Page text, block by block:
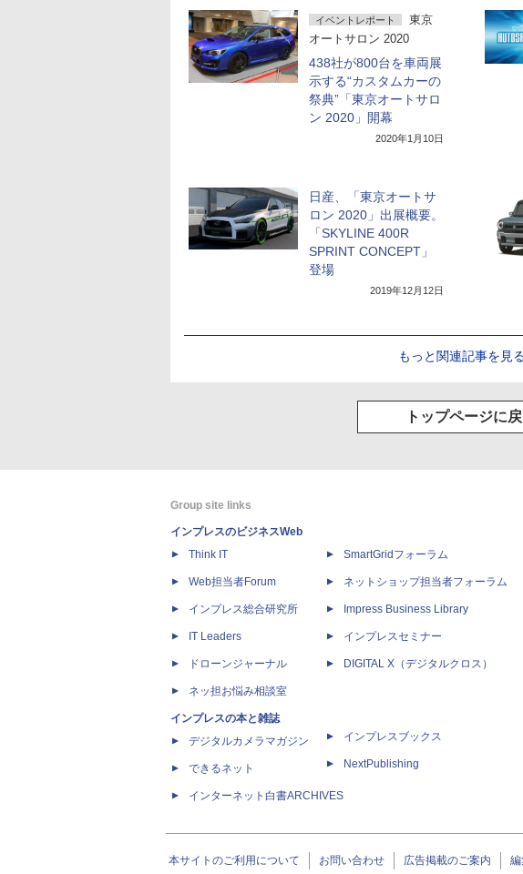
イベントレポート
東京
オートサロン 2020
438社が800台を車両展
示する“カスタムカーの
祭典”「東京オートサロ
ン 2020」開幕
2020年1月10日
日産、「東京オートサ
ロン 2020」出展概要。
「SKYLINE 400R
SPRINT CONCEPT」
登場
2019年12月12日
もっと関連記事を見
トップページに
Group site links
インプレスのビジネスWeb
Think IT
Web担当者Forum
インプレス総合研究所
IT Leaders
ドローンジャーナル
ネッ担お悩み相談室
インプレスの本と雑誌
デジタルカメラマガジン
できるネット
インターネット白書ARCHIVES
SmartGridフォーラム
ネットショップ担当者フォーラム
Impress Business Library
インプレスセミナー
DIGITAL X（デジタルクロス）
インプレスブックス
NextPublishing
本サイトのご利用について お問い合わせ 広告掲載のご案内